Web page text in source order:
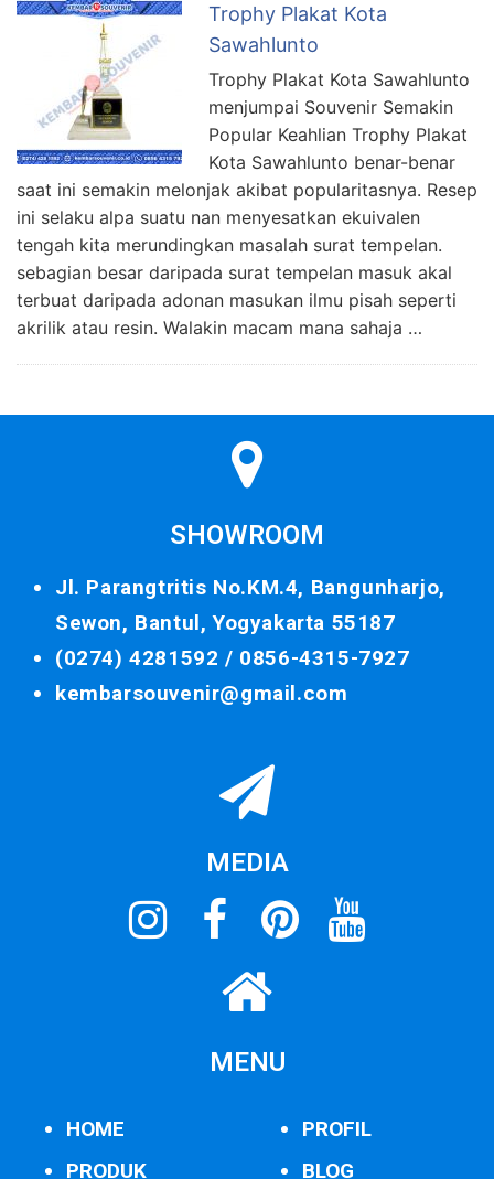
Trophy Plakat Kota
Sawahlunto
Trophy Plakat Kota Sawahlunto
menjumpai Souvenir Semakin
Popular Keahlian Trophy Plakat
Kota Sawahlunto benar-benar
saat ini semakin melonjak akibat popularitasnya. Resep
ini selaku alpa suatu nan menyesatkan ekuivalen
tengah kita merundingkan masalah surat tempelan.
sebagian besar daripada surat tempelan masuk akal
terbuat daripada adonan masukan ilmu pisah seperti
akrilik atau resin. Walakin macam mana sahaja …
SHOWROOM
Jl. Parangtritis No.KM.4, Bangunharjo,
Sewon, Bantul, Yogyakarta 55187
(0274) 4281592 / 0856-4315-7927
kembarsouvenir@gmail.com
MEDIA
MENU
HOME
PRODUK
PROFIL
BLOG